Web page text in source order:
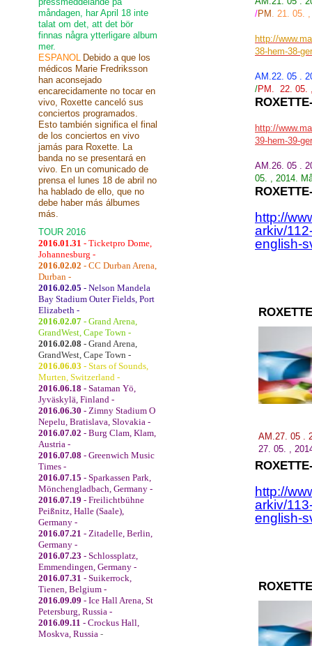
/PM . 21. 05.
http://
38-hem-38-
AM.22. 05 .
/PM. 22. 05.
http://
39-hem-39-
AM.26. 05 .
05. , 2014.
http://
arkiv/
english-
AM.27. 05 .
27. 05. ,
http://
arkiv/
english-
måndagen, har April 18 inte
talat om det, att det bör
finnas några ytterligare album
mer.
ESPANOL Debido a que los
médicos Marie Fredriksson
han aconsejado
encarecidamente no tocar en
vivo, Roxette canceló sus
conciertos programados.
Esto también significa el final
de los conciertos en vivo
jamás para Roxette. La
banda no se presentará en
vivo. En un comunicado de
prensa el lunes 18 de abril no
ha hablado de ello, que no
debe haber más álbumes
más.
TOUR 2016
2016.01.31 - Ticketpro Dome,
Johannesburg -
2016.02.02 - CC Durban Arena,
Durban -
2016.02.05 - Nelson Mandela
Bay Stadium Outer Fields, Port
Elizabeth -
2016.02.07 - Grand Arena,
GrandWest, Cape Town -
2016.02.08 - Grand Arena,
GrandWest, Cape Town -
2016.06.03 - Stars of Sounds,
Murten, Switzerland -
2016.06.18 - Sataman Yö,
Jyväskylä, Finland -
2016.06.30 - Zimny Stadium O
Nepelu, Bratislava, Slovakia -
2016.07.02 - Burg Clam, Klam,
Austria -
2016.07.08 - Greenwich Music
Times -
2016.07.15 - Sparkassen Park,
Mönchengladbach, Germany -
2016.07.19 - Freilichtbühne
Peißnitz, Halle (Saale),
Germany -
2016.07.21 - Zitadelle, Berlin,
Germany -
2016.07.23 - Schlossplatz,
Emmendingen, Germany -
2016.07.31 - Suikerrock,
Tienen, Belgium -
2016.09.09 - Ice Hall Arena, St
Petersburg, Russia -
2016.09.11 - Crockus Hall,
Moskva, Russia -